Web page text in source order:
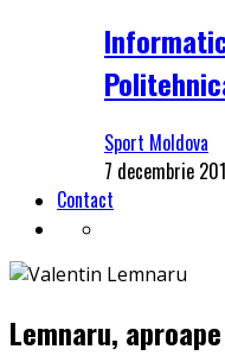
Sport Moldova
7 decembrie
Contact
Lemnaru,